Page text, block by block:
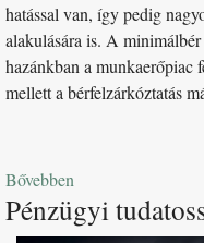
hatással van, így pedig
alakulására is. A
hazánkban a munkaerőpiac
mellett a bérfelzárkóztatás
Bővebben
Pénzügyi